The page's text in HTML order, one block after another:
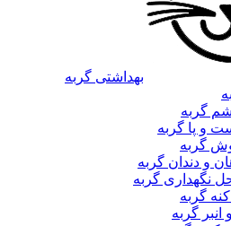
بهداشتی گربه
گربه
و پا گربه
گربه
و دندان گربه
نگهداری گربه
گربه
انبر گربه